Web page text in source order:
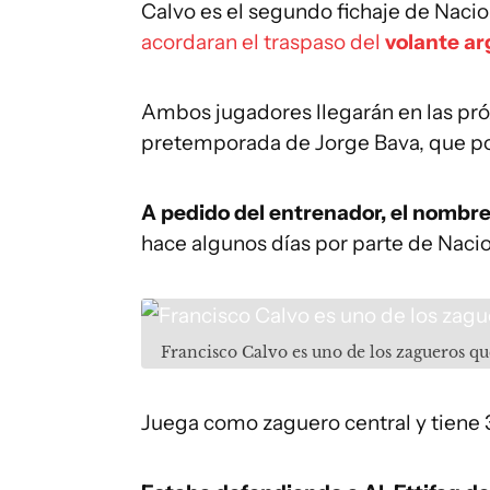
Calvo es el segundo fichaje de
acordaran el traspaso del volante
Ambos jugadores llegarán en las
pretemporada de Jorge Bava, que
A pedido del entrenador, el
hace algunos días por parte de
Francisco Calvo es uno de los zagueros
Juega como zaguero central y tiene